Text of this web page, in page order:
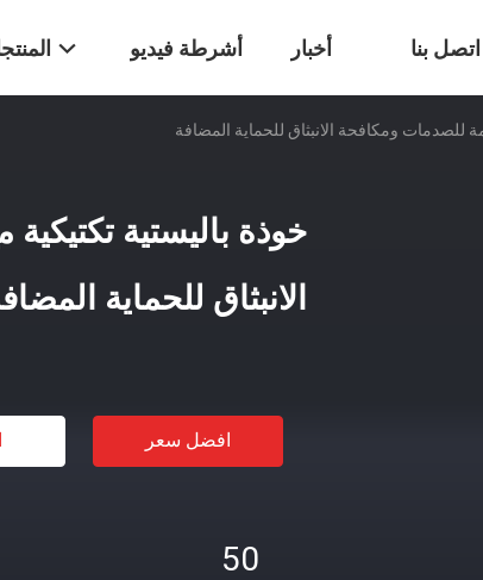
أشرطة فيديو أخبار اتصل بنا
للصدمات ومكافحة الانبثاق للحماية المضافة
خوذة باليستية
الانبثاق للحماية
افضل سعر
50